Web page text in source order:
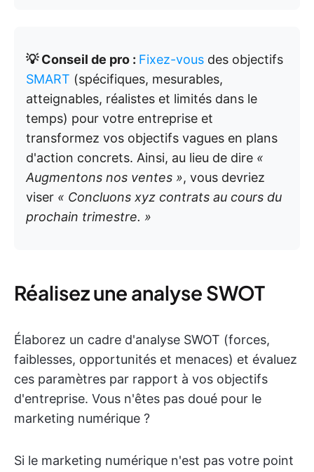
💡 Conseil de pro : Fixez-vous des objectifs
SMART (spécifiques, mesurables,
atteignables, réalistes et limités dans le
temps) pour votre entreprise et
transformez vos objectifs vagues en plans
d'action concrets. Ainsi, au lieu de dire «
Augmentons nos ventes », vous devriez
viser « Concluons xyz contrats au cours du
prochain trimestre. »
Réalisez une analyse SWOT
Élaborez un cadre d'analyse SWOT (forces,
faiblesses, opportunités et menaces) et évaluez
ces paramètres par rapport à vos objectifs
d'entreprise. Vous n'êtes pas doué pour le
marketing numérique ?
Si le marketing numérique n'est pas votre point